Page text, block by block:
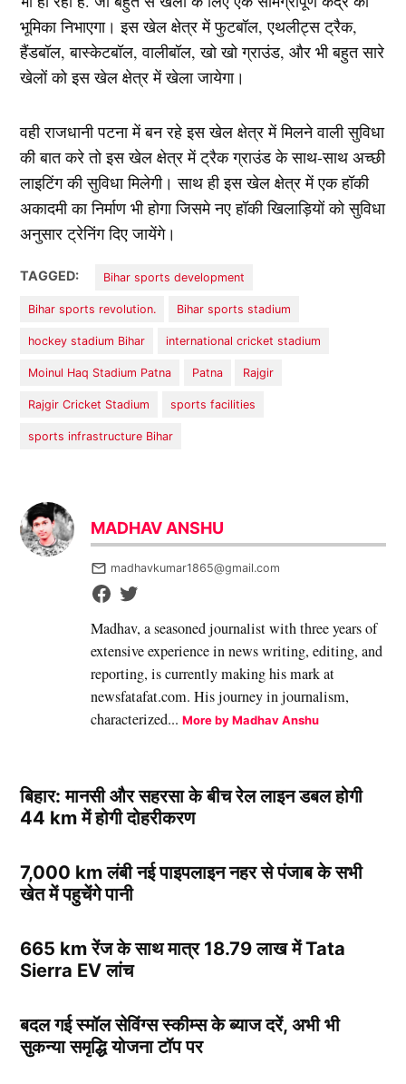
भूमिका निभाएगा। इस खेल क्षेत्र में फुटबॉल, एथलीट्स ट्रैक,
हैंडबॉल, बास्केटबॉल, वालीबॉल, खो खो ग्राउंड, और भी बहुत सारे
खेलों को इस खेल क्षेत्र में खेला जायेगा।
वही राजधानी पटना में बन रहे इस खेल क्षेत्र में मिलने वाली सुविधा
की बात करे तो इस खेल क्षेत्र में ट्रैक ग्राउंड के साथ-साथ अच्छी
लाइटिंग की सुविधा मिलेगी। साथ ही इस खेल क्षेत्र में एक हॉकी
अकादमी का निर्माण भी होगा जिसमे नए हॉकी खिलाड़ियों को सुविधा
अनुसार ट्रेनिंग दिए जायेंगे।
TAGGED: Bihar sports development
Bihar sports revolution. Bihar sports stadium
hockey stadium Bihar international cricket stadium
Moinul Haq Stadium Patna Patna Rajgir
Rajgir Cricket Stadium sports facilities
sports infrastructure Bihar
MADHAV ANSHU
madhavkumar1865@gmail.com
Madhav, a seasoned journalist with three years of
extensive experience in news writing, editing, and
reporting, is currently making his mark at
newsfatafat.com. His journey in journalism,
characterized...More by Madhav Anshu
बिहार: मानसी और सहरसा के बीच रेल लाइन डबल होगी
44 km में होगी दोहरीकरण
7,000 km लंबी नई पाइपलाइन नहर से पंजाब के सभी
खेत में पहुचेंगे पानी
665 km रेंज के साथ मात्र 18.79 लाख में Tata
Sierra EV लांच
बदल गई स्मॉल सेविंग्स स्कीम्स के ब्याज दरें, अभी भी
सुकन्या समृद्धि योजना टॉप पर